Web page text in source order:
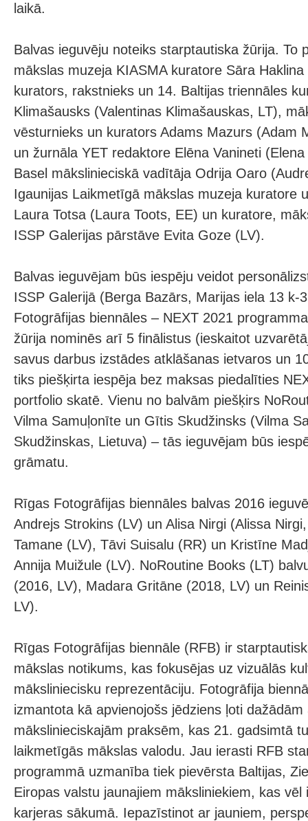
laikā.
Balvas ieguvēju noteiks starptautiska žūrija. To
mākslas muzeja KIASMA kuratore Sāra
kurators, rakstnieks un 14. Baltijas triennāles
Klimašausks (Valentinas Klimašauskas, LT),
vēsturnieks un kurators Adams Mazurs (Adam
un žurnāla YET redaktore Elēna Vanineti
Basel mākslinieciskā vadītāja Odrija Oaro
Igaunijas Laikmetīgā mākslas muzeja kuratore
Laura Totsa (Laura Toots, EE) un kuratore,
ISSP Galerijas pārstāve Evita Goze (LV).
Balvas ieguvējam būs iespēju veidot
ISSP Galerijā (Berga Bazārs, Marijas iela 13 k-
Fotogrāfijas biennāles – NEXT 2021
žūrija nominēs arī 5 finālistus (ieskaitot
savus darbus izstādes atklāšanas ietvaros un
tiks piešķirta iespēja bez maksas piedalīties
portfolio skatē. Vienu no balvām piešķirs
Vilma Samuļonīte un Gītis Skudžinsks (Vilma
Skudžinskas, Lietuva) – tās ieguvējam būs
grāmatu.
Rīgas Fotogrāfijas biennāles balvas 2016
Andrejs Strokins (LV) un Alisa Nirgi (Alissa
Tamane (LV), Tāvi Suisalu (RR) un Kristīne
Annija Muižule (LV). NoRoutine Books (LT)
(2016, LV), Madara Gritāne (2018, LV) un
LV).
Rīgas Fotogrāfijas biennāle (RFB) ir
mākslas notikums, kas fokusējas uz vizuālās
māksliniecisku reprezentāciju. Fotogrāfija
izmantota kā apvienojošs jēdziens ļoti
mākslinieciskajām praksēm, kas 21. gadsimtā
laikmetīgās mākslas valodu. Jau ierasti RFB
programmā uzmanība tiek pievērsta Baltijas,
Eiropas valstu jaunajiem māksliniekiem, kas vēl
karjeras sākumā. Iepazīstinot ar jauniem,